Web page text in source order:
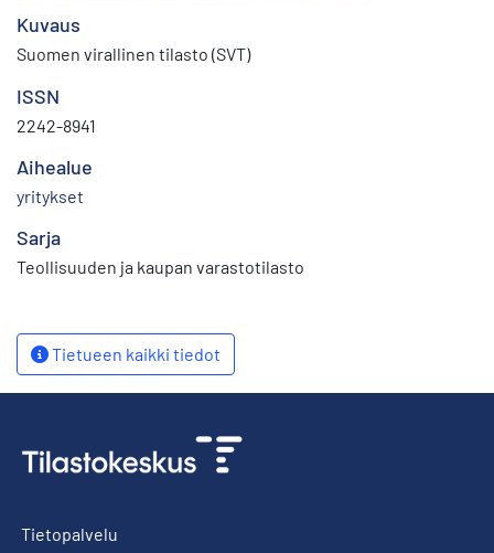
Kuvaus
Suomen virallinen tilasto (SVT)
ISSN
2242-8941
Aihealue
yritykset
Sarja
Teollisuuden ja kaupan varastotilasto
Tietueen kaikki tiedot
Tietopalvelu